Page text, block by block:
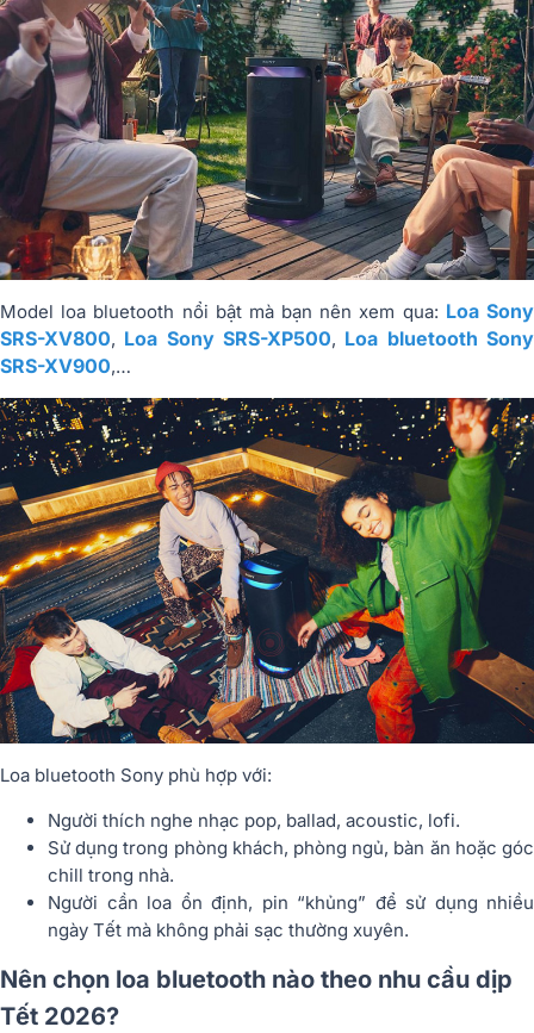
Model loa bluetooth nổi bật mà bạn nên xem qua: Loa Sony
SRS-XV800, Loa Sony SRS-XP500, Loa bluetooth Sony
SRS-XV900,…
Loa bluetooth Sony phù hợp với:
Người thích nghe nhạc pop, ballad, acoustic, lofi.
Sử dụng trong phòng khách, phòng ngủ, bàn ăn hoặc góc
chill trong nhà.
Người cần loa ổn định, pin “khủng” để sử dụng nhiều
ngày Tết mà không phải sạc thường xuyên.
Nên chọn loa bluetooth nào theo nhu cầu dịp
Tết 2026?